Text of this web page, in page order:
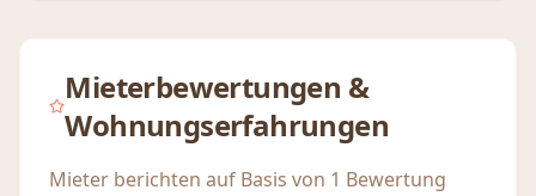
Mieterbewertungen &
Wohnungserfahrungen
Mieter berichten auf Basis von 1 Bewertung